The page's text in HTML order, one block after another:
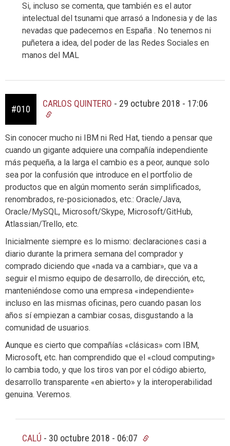
Si, incluso se comenta, que también es el autor
intelectual del tsunami que arrasó a Indonesia y de las
nevadas que padecemos en España . No tenemos ni
puñetera a idea, del poder de las Redes Sociales en
manos del MAL
#010
CARLOS QUINTERO - 29 octubre 2018 - 17:06
Sin conocer mucho ni IBM ni Red Hat, tiendo a pensar que
cuando un gigante adquiere una compañía independiente
más pequeña, a la larga el cambio es a peor, aunque solo
sea por la confusión que introduce en el portfolio de
productos que en algún momento serán simplificados,
renombrados, re-posicionados, etc.: Oracle/Java,
Oracle/MySQL, Microsoft/Skype, Microsoft/GitHub,
Atlassian/Trello, etc.
Inicialmente siempre es lo mismo: declaraciones casi a
diario durante la primera semana del comprador y
comprado diciendo que «nada va a cambiar», que va a
seguir el mismo equipo de desarrollo, de dirección, etc,
manteniéndose como una empresa «independiente»
incluso en las mismas oficinas, pero cuando pasan los
años sí empiezan a cambiar cosas, disgustando a la
comunidad de usuarios.
Aunque es cierto que compañías «clásicas» com IBM,
Microsoft, etc. han comprendido que el «cloud computing»
lo cambia todo, y que los tiros van por el código abierto,
desarrollo transparente «en abierto» y la interoperabilidad
genuina. Veremos.
CALÚ - 30 octubre 2018 - 06:07